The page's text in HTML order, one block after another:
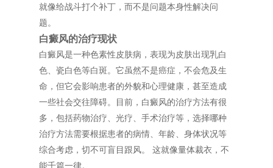
就像给战斗打个补丁，而不是问题本身性解决问
题。
白癜风的治疗现状
白癜风是一种色素性皮肤病，表现为皮肤出现乳白
色、瓷白色等白斑。它虽然不是癌症，不会危及生
命，但它会影响患者的外貌和心理健康，甚至造成
一些社会交往障碍。目前，白癜风的治疗方法有很
多，包括药物治疗、光疗、手术治疗等，选择哪种
治疗方法需要根据患者的病情、年龄、身体状况等
综合考虑，切不可盲目跟风。 这就像量体裁衣，不
能千篇一律。